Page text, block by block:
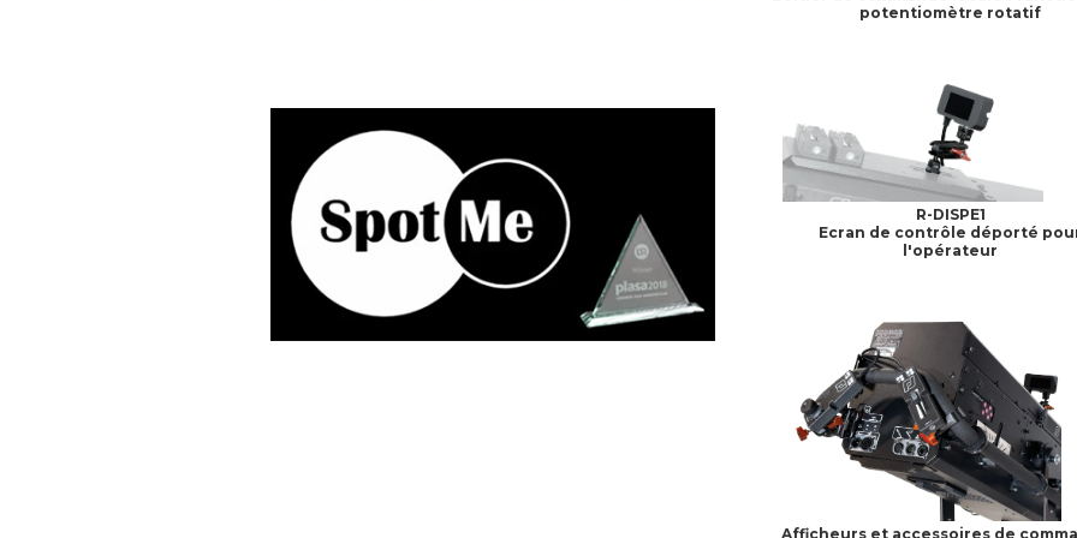
potentiomètre rotatif
R-DISPE1
Ecran de contrôle déporté
l'opérateur
Afficheurs et accessoires de